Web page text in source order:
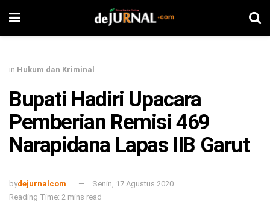
in Hukum dan Kriminal
Bupati Hadiri Upacara
Pemberian Remisi 469
Narapidana Lapas IIB Garut
bydejurnalcom
Senin, 17 Agustus 2020
Reading Time: 2 mins read